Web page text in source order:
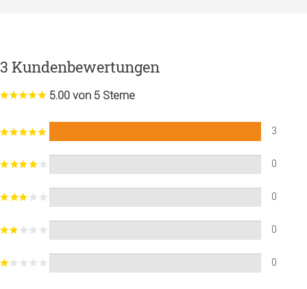
3 Kundenbewertungen
5.00 von 5 Sterne
3
0
0
0
0